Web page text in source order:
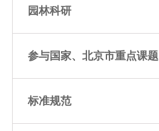
园林科研
参与国家、北京市重点课题
标准规范